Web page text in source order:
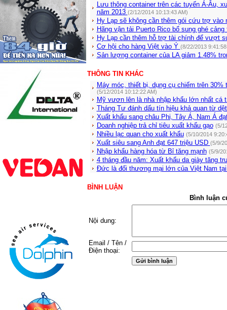
Lưu thông container trên các tuyến Á-Âu,
năm 2013 (2/12/2014 10:13:43 AM)
Hy Lạp sẽ không cần thêm gói cứu trợ
Hãng vận tải Puerto Rico bổ sung ghé
Hy Lạp cần thêm hỗ trợ tài chính để vượt
Cơ hội cho hàng Việt vào Ý (8/22/2013 9:41:58
Sản lượng container của LA giảm 1.48%
THÔNG TIN KHÁC
Máy móc, thiết bị, dụng cụ chiếm trên
(5/12/2014 10:12:22 AM)
Mỹ vươn lên là nhà nhập khẩu lớn nhất cá
Tháng Tư đánh dấu tín hiệu khả quan từ
Xuất khẩu sang châu Phi, Tây Á, Nam Á
Doanh nghiệp trả chỉ tiêu xuất khẩu gạo (5/
Nhiều lạc quan cho xuất khẩu (5/10/2014
Xuất siêu sang Anh đạt 647 triệu USD (5/9/
Nhập khẩu hàng hóa từ Bỉ tăng mạnh (5/9/
4 tháng đầu năm: Xuất khẩu da giày tăng
Đức là đối thương mại lớn của Việt Nam
BÌNH LUẬN
Bình luận
Nội dung:
Email / Tên /
Điện thoại: